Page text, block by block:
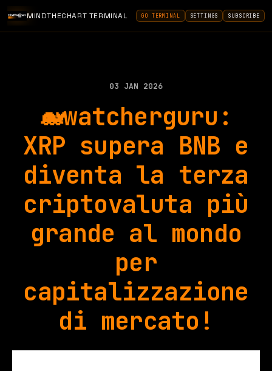
MINDTHECHART TERMINAL GO TERMINAL SETTINGS SUBSCRIBE
03 JAN 2026
🐋watcherguru:
XRP supera BNB e
diventa la terza
criptovaluta più
grande al mondo
per
capitalizzazione
di mercato!